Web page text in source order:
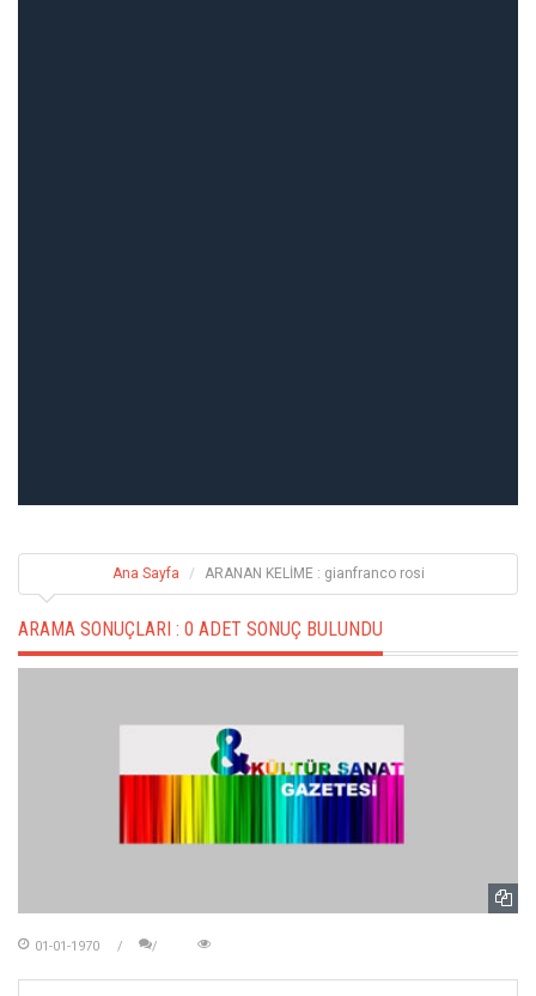
Ana Sayfa ARANAN KELİME : gianfranco rosi
ARAMA SONUÇLARI : 0 ADET SONUÇ BULUNDU
01-01-1970